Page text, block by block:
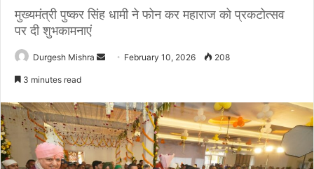
मुख्यमंत्री पुष्कर सिंह धामी ने फोन कर महाराज को प्रकटोत्सव
पर दी शुभकामनाएं
Durgesh Mishra
Send February 10, 2026 208
3 minutes read